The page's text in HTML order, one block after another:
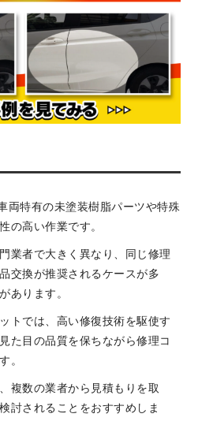
両特有の未塗装樹脂パーツや特殊
の高い作業です。
業者で大きく異なり、同じ修理
交換が推奨されるケースが多
あります。
トでは、高い修復技術を駆使す
た目の品質を保ちながら修理コ
。
複数の業者から見積もりを取
討されることをおすすめしま